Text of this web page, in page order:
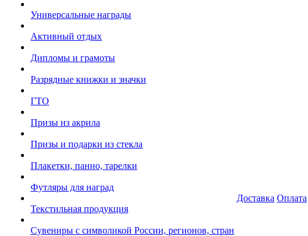
Универсальные награды
Активный отдых
Дипломы и грамоты
Разрядные книжки и значки
ГТО
Призы из акрила
Призы и подарки из стекла
Плакетки, панно, тарелки
Футляры для наград
Текстильная продукция
Сувениры с символикой России, регионов, стран
Доставка Оплата